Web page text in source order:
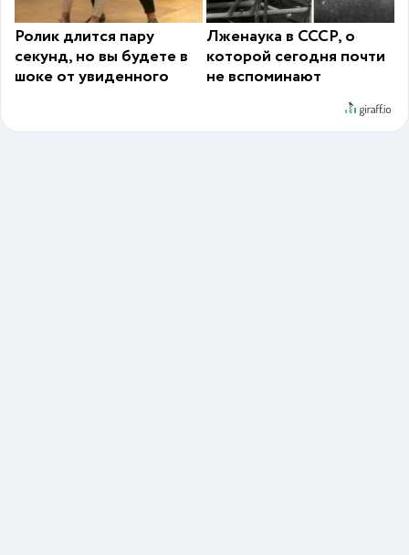
Ролик длится пару
секунд, но вы будете в
шоке от увиденного
Лженаука в СССР, о
которой сегодня почти
не вспоминают